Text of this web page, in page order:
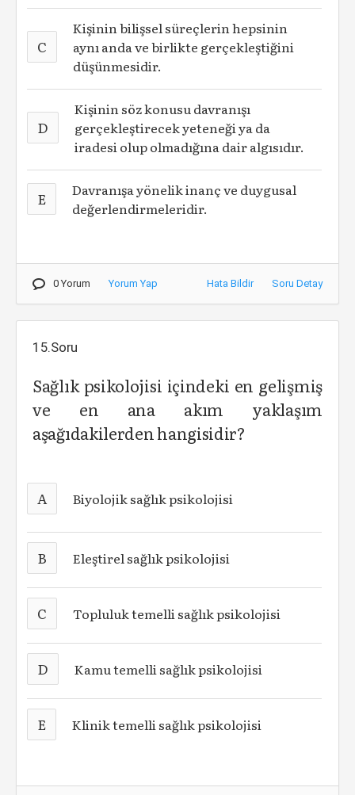
C
Kişinin bilişsel süreçlerin hepsinin
aynı anda ve birlikte gerçekleştiğini
düşünmesidir.
D
Kişinin söz konusu davranışı
gerçekleştirecek yeteneği ya da
iradesi olup olmadığına dair algısıdır.
E
Davranışa yönelik inanç ve duygusal
değerlendirmeleridir.
0 Yorum Yorum Yap Hata Bildir Soru Detay
15.Soru
Sağlık psikolojisi içindeki en gelişmiş
ve en ana akım yaklaşım
aşağıdakilerden hangisidir?
A Biyolojik sağlık psikolojisi
B Eleştirel sağlık psikolojisi
C Topluluk temelli sağlık psikolojisi
D Kamu temelli sağlık psikolojisi
E Klinik temelli sağlık psikolojisi